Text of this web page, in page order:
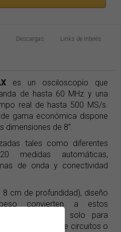
Descargas Links de Interés
es un osciloscopio que
de hasta 60 MHz y una
real de hasta 500 MS/s.
gama económica dispone
dimensiones de 8”.
tales como diferentes
medidas automáticas,
de onda y conectividad
cm de profundidad), diseño
convierten a estos
en ideales no solo para
como diseño de circuitos o